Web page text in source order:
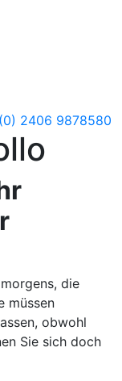
2406 9878580
die
müssen
obwohl
Sie sich doch